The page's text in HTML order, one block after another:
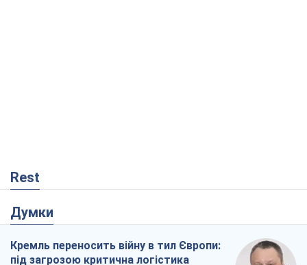
Rest
Думки
Кремль переносить війну в тил Європи:
під загрозою критична логістика